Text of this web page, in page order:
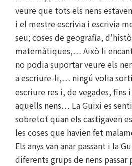
veure que tots els nens
i el mestre escrivia i escrivia
seu; coses de geografia,
matemàtiques,… Això li
no podia suportar veure els
a escriure-li,… ningú volia
escriure res i, de vegades,
aquells nens… La Guixi es
sobretot quan els castigaven
les coses que havien fet
Els anys van anar passant i la
diferents grups de nens passar